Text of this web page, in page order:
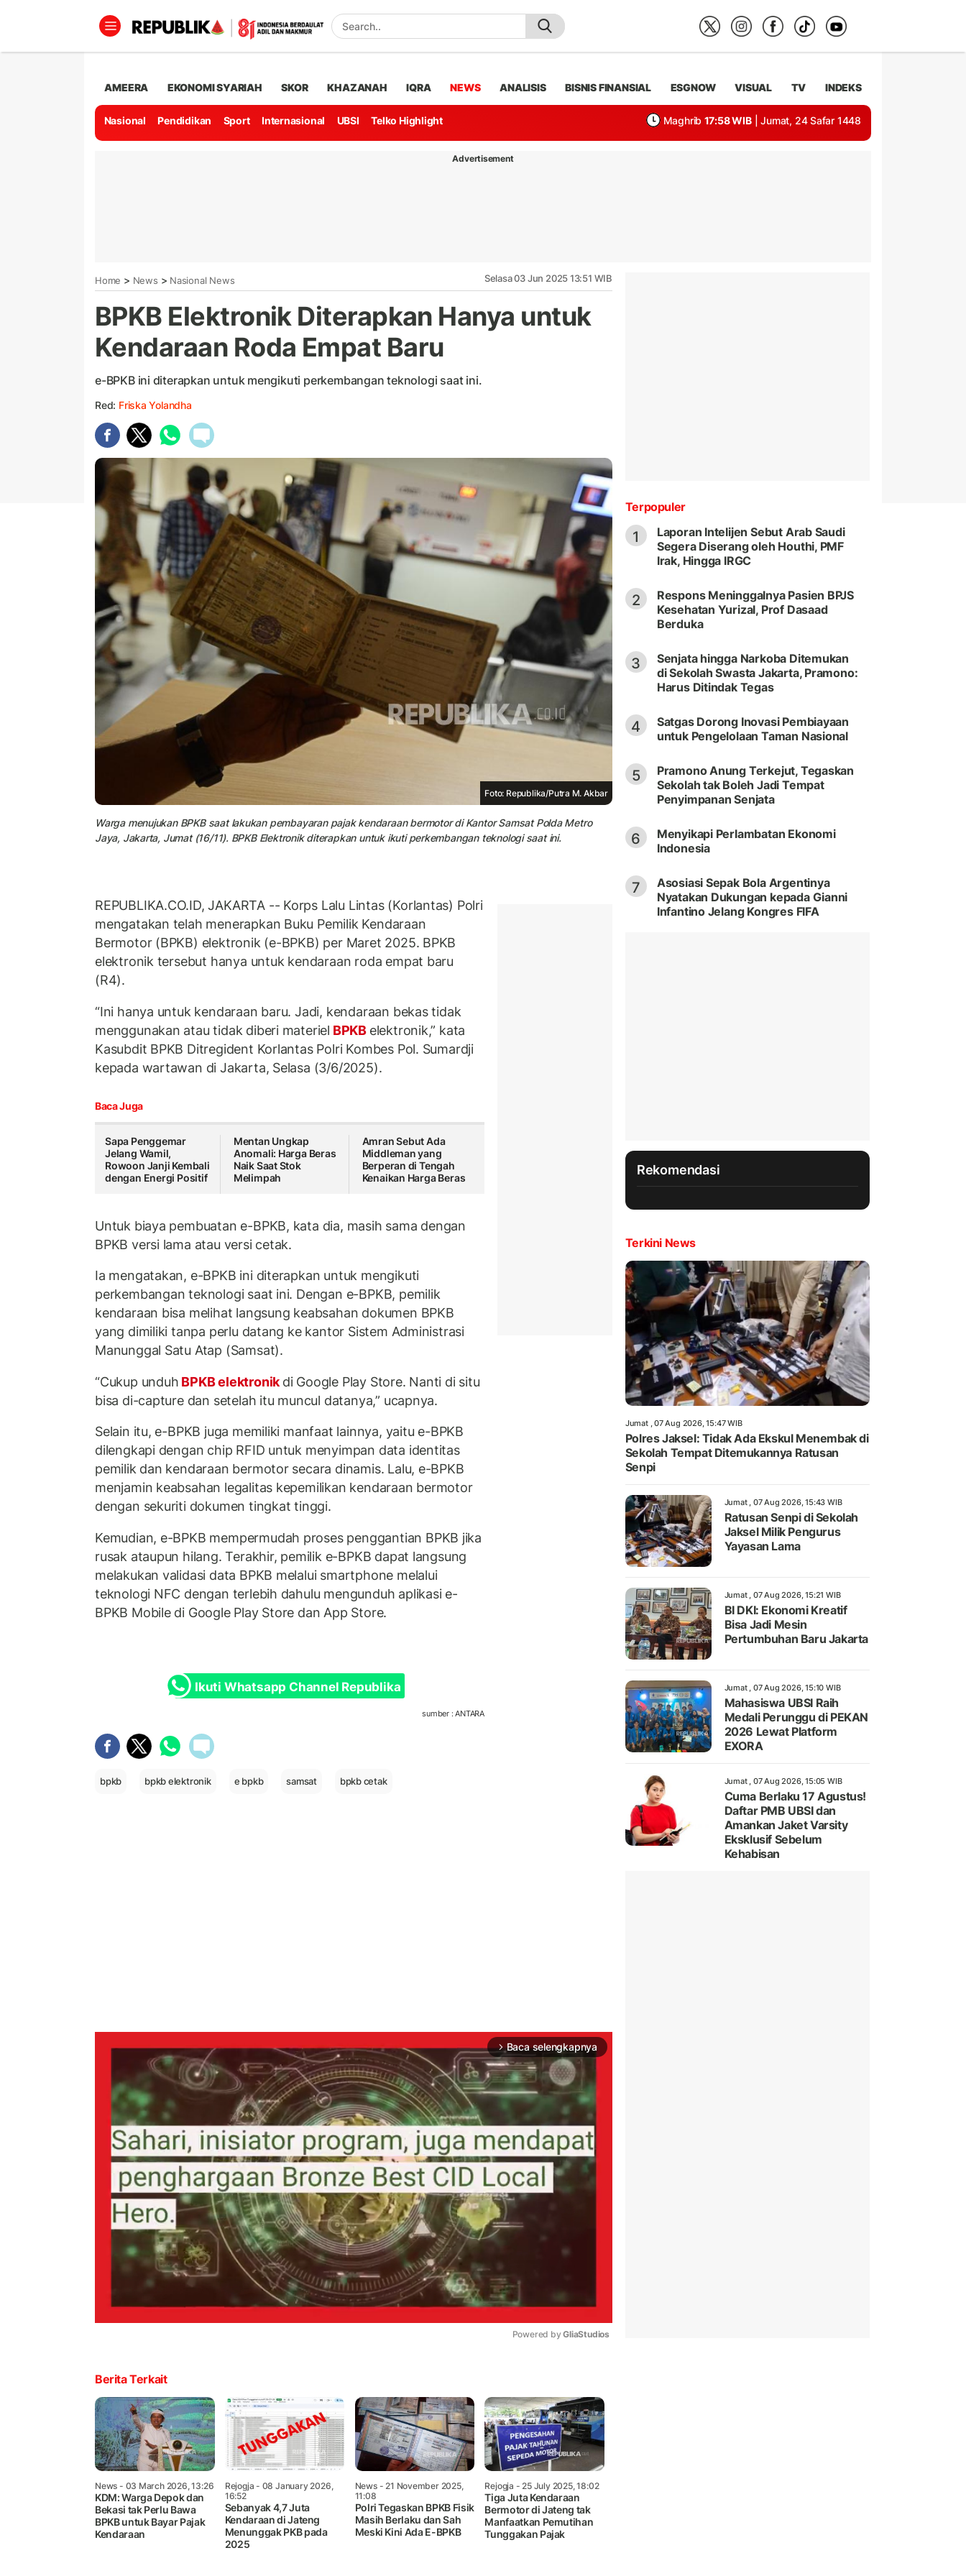
AMEERA EKONOMI SYARIAH SKOR KHAZANAH IQRA NEWS ANALISIS BISNIS FINANSIAL ESGNOW VISUAL TV INDEKS
Nasional Pendidikan Sport Internasional UBSI Telko Highlight Maghrib 17:58 WIB | Jumat, 24 Safar 1448
Advertisement
Home > News > Nasional News Selasa 03 Jun 2025 13:51 WIB
BPKB Elektronik Diterapkan Hanya untuk
Kendaraan Roda Empat Baru
e-BPKB ini diterapkan untuk mengikuti perkembangan teknologi saat ini.
Red: Friska Yolandha
Foto: Republika/Putra M. Akbar
Warga menujukan BPKB saat lakukan pembayaran pajak kendaraan bermotor di Kantor Samsat Polda Metro
Jaya, Jakarta, Jumat (16/11). BPKB Elektronik diterapkan untuk ikuti perkembangan teknologi saat ini.
REPUBLIKA.CO.ID, JAKARTA -- Korps Lalu Lintas (Korlantas) Polri
mengatakan telah menerapkan Buku Pemilik Kendaraan
Bermotor (BPKB) elektronik (e-BPKB) per Maret 2025. BPKB
elektronik tersebut hanya untuk kendaraan roda empat baru
(R4).
“Ini hanya untuk kendaraan baru. Jadi, kendaraan bekas tidak
menggunakan atau tidak diberi materiel BPKB elektronik,” kata
Kasubdit BPKB Ditregident Korlantas Polri Kombes Pol. Sumardji
kepada wartawan di Jakarta, Selasa (3/6/2025).
Baca Juga
Sapa Penggemar
Jelang Wamil,
Rowoon Janji Kembali
dengan Energi Positif
Mentan Ungkap
Anomali: Harga Beras
Naik Saat Stok
Melimpah
Amran Sebut Ada
Middleman yang
Berperan di Tengah
Kenaikan Harga Beras
Untuk biaya pembuatan e-BPKB, kata dia, masih sama dengan
BPKB versi lama atau versi cetak.
Ia mengatakan, e-BPKB ini diterapkan untuk mengikuti
perkembangan teknologi saat ini. Dengan e-BPKB, pemilik
kendaraan bisa melihat langsung keabsahan dokumen BPKB
yang dimiliki tanpa perlu datang ke kantor Sistem Administrasi
Manunggal Satu Atap (Samsat).
“Cukup unduh BPKB elektronik di Google Play Store. Nanti di situ
bisa di-capture dan setelah itu muncul datanya,” ucapnya.
Selain itu, e-BPKB juga memiliki manfaat lainnya, yaitu e-BPKB
dilengkapi dengan chip RFID untuk menyimpan data identitas
pemilik dan kendaraan bermotor secara dinamis. Lalu, e-BPKB
menjamin keabsahan legalitas kepemilikan kendaraan bermotor
dengan sekuriti dokumen tingkat tinggi.
Kemudian, e-BPKB mempermudah proses penggantian BPKB jika
rusak ataupun hilang. Terakhir, pemilik e-BPKB dapat langsung
melakukan validasi data BPKB melalui smartphone melalui
teknologi NFC dengan terlebih dahulu mengunduh aplikasi e-
BPKB Mobile di Google Play Store dan App Store.
Ikuti Whatsapp Channel Republika
sumber : ANTARA
bpkb bpkb elektronik e bpkb samsat bpkb cetak
arrow_forward_ios Baca selengkapnya
Powered by GliaStudios
Berita Terkait
News - 03 March 2026, 13:26
KDM: Warga Depok dan
Bekasi tak Perlu Bawa
BPKB untuk Bayar Pajak
Kendaraan
Rejogja - 08 January 2026,
16:52
Sebanyak 4,7 Juta
Kendaraan di Jateng
Menunggak PKB pada
2025
News- 21 November 2025,
11:08
Polri Tegaskan BPKB Fisik
Masih Berlaku dan Sah
Meski Kini Ada E-BPKB
Rejogja - 25 July 2025, 18:02
Tiga Juta Kendaraan
Bermotor di Jateng tak
Manfaatkan Pemutihan
Tunggakan Pajak
Terpopuler
1
Laporan Intelijen Sebut Arab Saudi
Segera Diserang oleh Houthi, PMF
Irak, Hingga IRGC
2
Respons Meninggalnya Pasien BPJS
Kesehatan Yurizal, Prof Dasaad
Berduka
3
Senjata hingga Narkoba Ditemukan
di Sekolah Swasta Jakarta, Pramono:
Harus Ditindak Tegas
4
Satgas Dorong Inovasi Pembiayaan
untuk Pengelolaan Taman Nasional
5
Pramono Anung Terkejut, Tegaskan
Sekolah tak Boleh Jadi Tempat
Penyimpanan Senjata
6
Menyikapi Perlambatan Ekonomi
Indonesia
7
Asosiasi Sepak Bola Argentinya
Nyatakan Dukungan kepada Gianni
Infantino Jelang Kongres FIFA
Rekomendasi
Terkini News
Jumat , 07 Aug 2026, 15:47 WIB
Polres Jaksel: Tidak Ada Ekskul Menembak di
Sekolah Tempat Ditemukannya Ratusan
Senpi
Jumat , 07 Aug 2026, 15:43 WIB
Ratusan Senpi di Sekolah
Jaksel Milik Pengurus
Yayasan Lama
Jumat , 07 Aug 2026, 15:21 WIB
BI DKI: Ekonomi Kreatif
Bisa Jadi Mesin
Pertumbuhan Baru Jakarta
Jumat , 07 Aug 2026, 15:10 WIB
Mahasiswa UBSI Raih
Medali Perunggu di PEKAN
2026 Lewat Platform
EXORA
Jumat , 07 Aug 2026, 15:05 WIB
Cuma Berlaku 17 Agustus!
Daftar PMB UBSI dan
Amankan Jaket Varsity
Eksklusif Sebelum
Kehabisan